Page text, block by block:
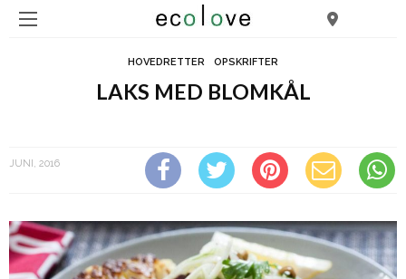
HOVEDRETTER OPSKRIFTER
LAKS MED BLOMKÅL
JUNI, 2016